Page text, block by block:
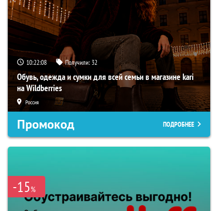
10:22:07 Получили: 32
Обувь, одежда и сумки для всей семьи в магазине kari
на Wildberries
Россия
Промокод ПОДРОБНЕЕ
-15%